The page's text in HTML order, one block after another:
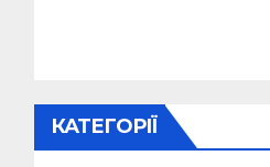
КАТЕГОРІЇ